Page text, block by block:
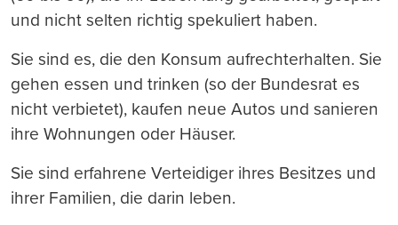
und nicht selten richtig spekuliert haben.
Sie sind es, die den Konsum aufrechterhalten. Sie
gehen essen und trinken (so der Bundesrat es
nicht verbietet), kaufen neue Autos und sanieren
ihre Wohnungen oder Häuser.
Sie sind erfahrene Verteidiger ihres Besitzes und
ihrer Familien, die darin leben.